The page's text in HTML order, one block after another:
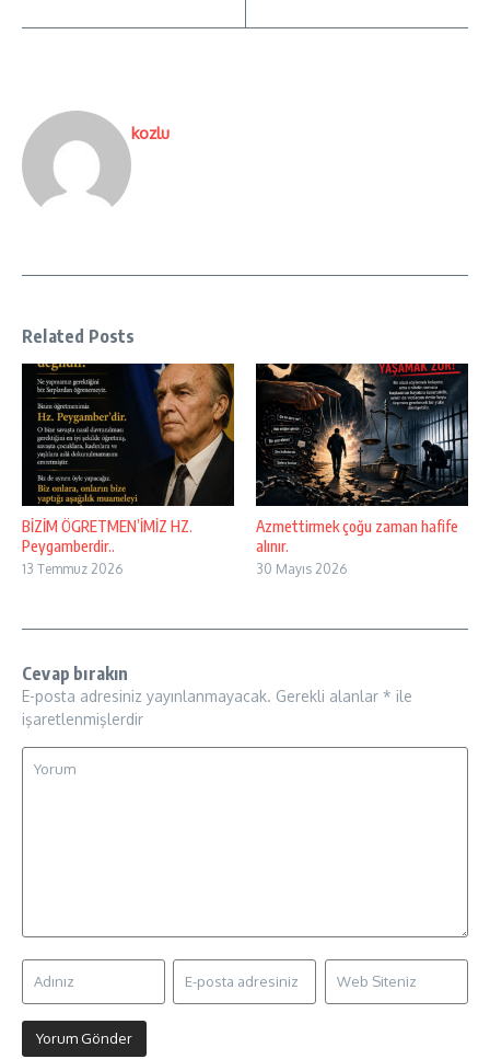
kozlu
Related Posts
BİZİM ÖGRETMEN’İMİZ HZ.
Peygamberdir..
13 Temmuz 2026
Azmettirmek çoğu zaman hafife
alınır.
30 Mayıs 2026
Cevap bırakın
E-posta adresiniz yayınlanmayacak. Gerekli alanlar * ile
işaretlenmişlerdir